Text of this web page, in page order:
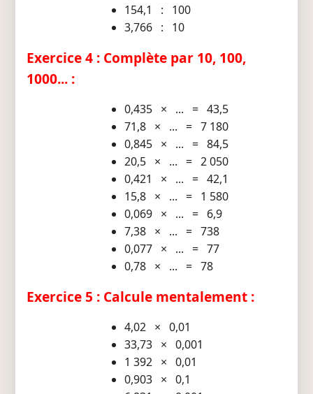
154,1 : 100
3,766 : 10
Exercice 4 : Complète par 10, 100,
1000... :
0,435 × ... = 43,5
71,8 × ... = 7 180
0,845 × ... = 84,5
20,5 × ... = 2 050
0,421 × ... = 42,1
15,8 × ... = 1 580
0,069 × ... = 6,9
7,38 × ... = 738
0,077 × ... = 77
0,78 × ... = 78
Exercice 5 : Calcule mentalement :
4,02 × 0,01
33,73 × 0,001
1 392 × 0,01
0,903 × 0,1